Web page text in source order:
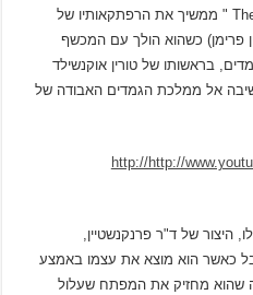
" The hobbit-the desolation of smaug " ממשיך את הרפתקאותיו של
פרימן) כשהוא הולך עם המכשף
בראשותו של טורין אוקנשילד
אל ממלכת הגמדים האבודה של
http://http://
היצור של ד"ר פרנקנשטיין,
כאשר הוא מוצא את עצמו באמצע
שהוא מחזיק את המפתח שעלול